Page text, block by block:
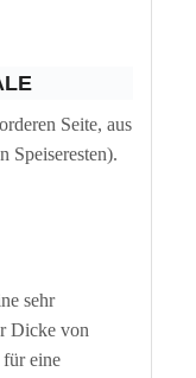
Seite, aus
Speiseresten).
sehr
Dicke von
für eine